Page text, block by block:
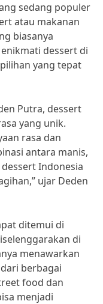
sedang populer
atau makanan
biasanya
dessert di
yang tepat
Putra, dessert
yang unik.
rasa dan
antara manis,
Indonesia
ujar Deden
ditemui di
di
menawarkan
berbagai
food dan
menjadi